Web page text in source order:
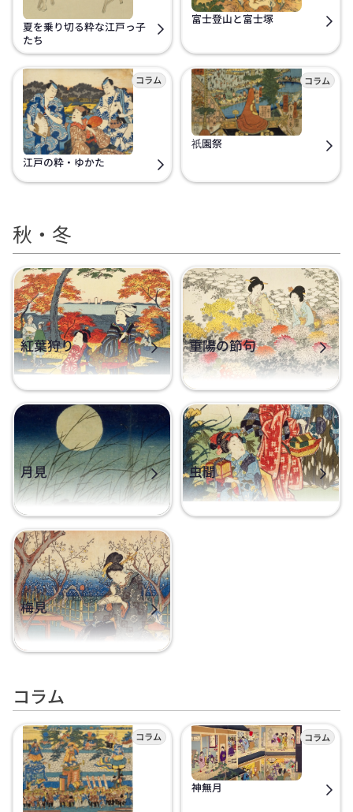
夏を乗り切る粋な江戸っ子
たち
富士登山と富士塚
江戸の粋・ゆかた
祇園祭
秋・冬
紅葉狩り 重陽の節句
月見 虫聞
梅見
コラム
神無月